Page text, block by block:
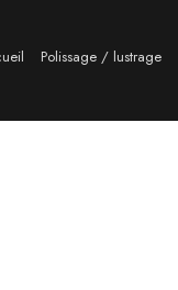
Polissage / lustrage